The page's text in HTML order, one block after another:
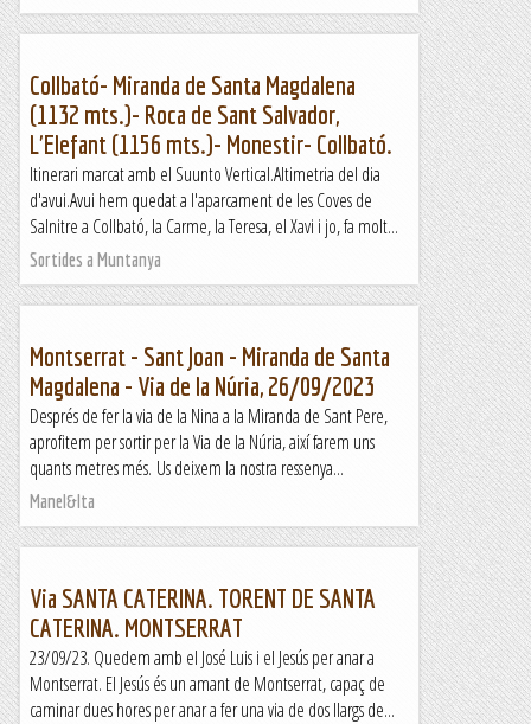
Collbató- Miranda de Santa Magdalena
(1132 mts.)- Roca de Sant Salvador,
L'Elefant (1156 mts.)- Monestir- Collbató.
Itinerari marcat amb el Suunto Vertical.Altimetria del dia
d'avui.Avui hem quedat a l'aparcament de les Coves de
Salnitre a Collbató, la Carme, la Teresa, el Xavi i jo, fa molt...
Sortides a Muntanya
Montserrat - Sant Joan - Miranda de Santa
Magdalena - Via de la Núria, 26/09/2023
Després de fer la via de la Nina a la Miranda de Sant Pere,
aprofitem per sortir per la Via de la Núria, així farem uns
quants metres més. Us deixem la nostra ressenya...
Manel&Ita
Via SANTA CATERINA. TORENT DE SANTA
CATERINA. MONTSERRAT
23/09/23. Quedem amb el José Luis i el Jesús per anar a
Montserrat. El Jesús és un amant de Montserrat, capaç de
caminar dues hores per anar a fer una via de dos llargs de...